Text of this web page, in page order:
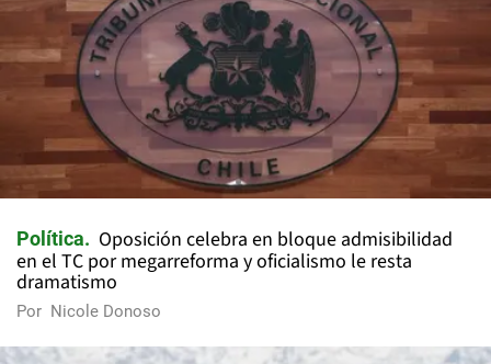
Política
Oposición celebra en bloque admisibilidad
en el TC por megarreforma y oficialismo le resta
dramatismo
Por Nicole Donoso